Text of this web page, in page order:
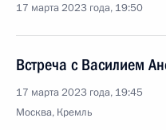
17 марта 2023 года, 19:50
Встреча с Василием
17 марта 2023 года, 19:45
Москва, Кремль